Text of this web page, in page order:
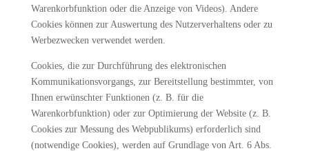
Warenkorbfunktion oder die Anzeige von Videos). Andere
Cookies können zur Auswertung des Nutzerverhaltens oder zu
Werbezwecken verwendet werden.
Cookies, die zur Durchführung des elektronischen
Kommunikationsvorgangs, zur Bereitstellung bestimmter, von
Ihnen erwünschter Funktionen (z. B. für die
Warenkorbfunktion) oder zur Optimierung der Website (z. B.
Cookies zur Messung des Webpublikums) erforderlich sind
(notwendige Cookies), werden auf Grundlage von Art. 6 Abs.